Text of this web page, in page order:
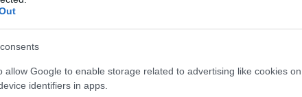
allow Google to enable storage related to advertising like cookies on
identifiers in apps.